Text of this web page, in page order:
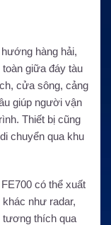
hàng hải,
giữa đáy tàu
cửa sông, cảng
giúp người vận
Thiết bị cũng
chuyển qua khu
có thể xuất
như radar,
tương thích qua